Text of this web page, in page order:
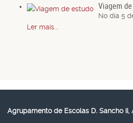
Viagem
No dia 5
Ler mais...
Agrupamento de Escolas D. Sancho II,